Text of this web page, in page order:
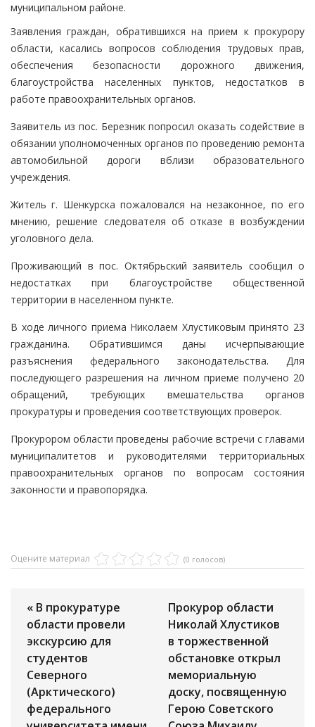
муниципальном районе.
Заявления граждан, обратившихся на прием к прокурору
области, касались вопросов соблюдения трудовых прав,
обеспечения безопасности дорожного движения,
благоустройства населенных пунктов, недостатков в
работе правоохранительных органов.
Заявитель из пос. Березник попросил оказать содействие в
обязании уполномоченных органов по проведению ремонта
автомобильной дороги вблизи образовательного
учреждения.
Житель г. Шенкурска пожаловался на незаконное, по его
мнению, решение следователя об отказе в возбуждении
уголовного дела.
Проживающий в пос. Октябрьский заявитель сообщил о
недостатках при благоустройстве общественной
территории в населенном пункте.
В ходе личного приема Николаем Хлустиковым принято 23
гражданина. Обратившимся даны исчерпывающие
разъяснения федерального законодательства. Для
последующего разрешения на личном приеме получено 20
обращений, требующих вмешательства органов
прокуратуры и проведения соответствующих проверок.
Прокурором области проведены рабочие встречи с главами
муниципалитетов и руководителями территориальных
правоохранительных органов по вопросам состояния
законности и правопорядка.
Оцените материал (0 голосов)
« В прокуратуре
области провели
экскурсию для
студентов
Северного
(Арктического)
федерального
Прокурор области
Николай Хлустиков
в торжественной
обстановке открыл
мемориальную
доску, посвященную
Герою Советского